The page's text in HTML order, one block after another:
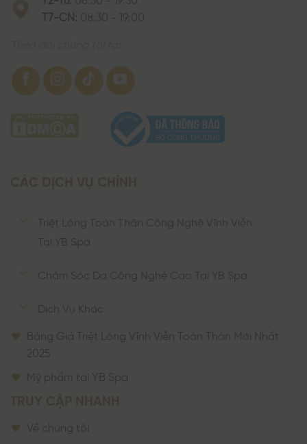
T7-CN: 08:30 - 19:00
Triệt Lông Toàn Thân Công Nghệ Vĩnh Viễn
Tại YB Spa
Chăm Sóc Da Công Nghệ Cao Tại YB Spa
Dịch Vụ Khác
Bảng Giá Triệt Lông Vĩnh Viễn Toàn Thân Mới Nhất
2025
Mỹ phẩm tại YB Spa
Về chúng tôi